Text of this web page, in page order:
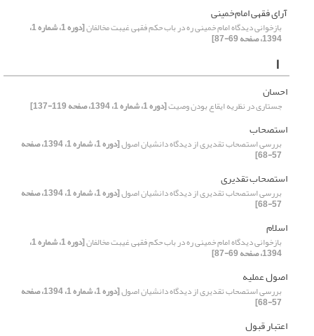
آرای فقهی امام‌خمینی
بازخوانی دیدگاه امام خمینی ره در باب حکم فقهی غیبت مخالفان [دوره 1، شماره 1،
1394، صفحه 69-87]
ا
احسان
جستاری در نظریه ایقاع بودن وصیت[دوره 1، شماره 1، 1394، صفحه 119-137]
استصحاب
بررسی استصحاب تقدیری از دیدگاه دانشیان اصول [دوره 1، شماره 1، 1394، صفحه
57-68]
استصحاب تقدیری
بررسی استصحاب تقدیری از دیدگاه دانشیان اصول [دوره 1، شماره 1، 1394، صفحه
57-68]
اسلام
بازخوانی دیدگاه امام خمینی ره در باب حکم فقهی غیبت مخالفان [دوره 1، شماره 1،
1394، صفحه 69-87]
اصول عملیه
بررسی استصحاب تقدیری از دیدگاه دانشیان اصول [دوره 1، شماره 1، 1394، صفحه
57-68]
اعتبار قبول